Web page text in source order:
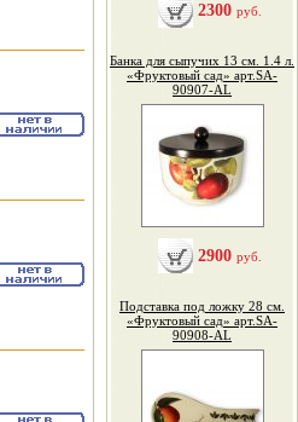
2300 руб.
Банка для сыпучих 13 см. 1.4 л.
«Фруктовый сад» арт.SA-
90907-AL
2900 руб.
Подставка под ложку 28 см.
«Фруктовый сад» арт.SA-
90908-AL